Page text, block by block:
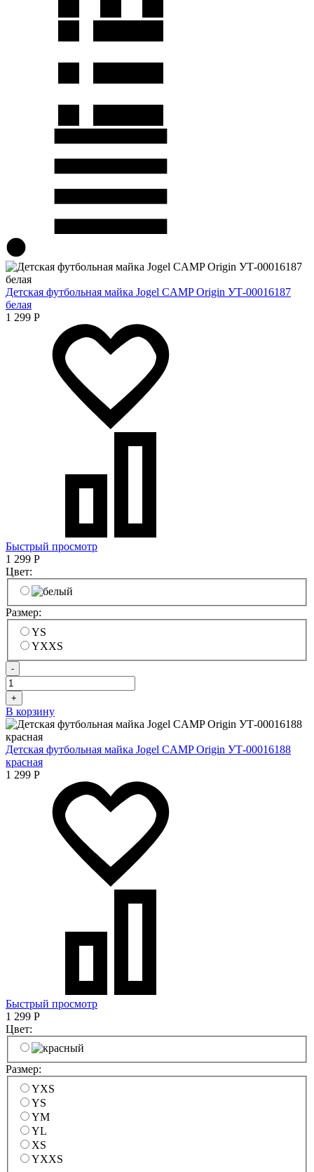
Детская футбольная майка Jogel CAMP Origin УТ-00016187
белая
1 299 Р
Быстрый просмотр
1 299 Р
Цвет:
Размер:
YS
YXXS
-
+
В корзину
Детская футбольная майка Jogel CAMP Origin УТ-00016188
красная
1 299 Р
Быстрый просмотр
1 299 Р
Цвет:
Размер:
YXS
YS
YM
YL
XS
YXXS